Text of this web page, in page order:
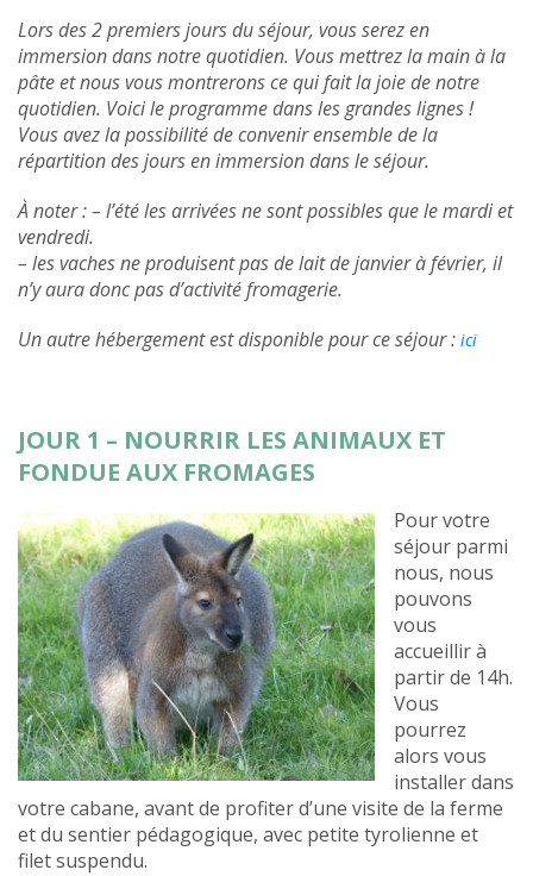
Lors des 2 premiers jours du séjour, vous serez en
immersion dans notre quotidien. Vous mettrez la main à la
pâte et nous vous montrerons ce qui fait la joie de notre
quotidien. Voici le programme dans les grandes lignes !
Vous avez la possibilité de convenir ensemble de la
répartition des jours en immersion dans le séjour.
À noter : – l’été les arrivées ne sont possibles que le mardi et
vendredi.
– les vaches ne produisent pas de lait de janvier à février, il
n’y aura donc pas d’activité fromagerie.
Un autre hébergement est disponible pour ce séjour : ici
JOUR 1 – NOURRIR LES ANIMAUX ET
FONDUE AUX FROMAGES
Pour votre
séjour parmi
nous, nous
pouvons
vous
accueillir à
partir de 14h.
Vous
pourrez
alors vous
installer dans
votre cabane, avant de profiter d’une visite de la ferme
et du sentier pédagogique, avec petite tyrolienne et
filet suspendu.